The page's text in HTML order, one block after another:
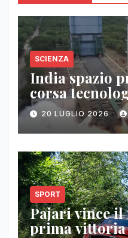
SCIENZA
India spazio
corsa
20 LUGLIO 2026
SPORT
Pajari vince
prima